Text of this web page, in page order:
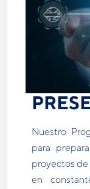
Nuestro
para
proyectos
en